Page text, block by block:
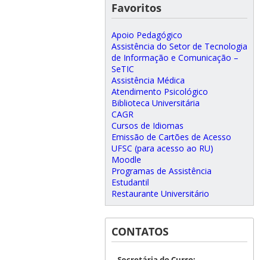
Favoritos
Apoio Pedagógico
Assistência do Setor de Tecnologia
de Informação e Comunicação –
SeTIC
Assistência Médica
Atendimento Psicológico
Biblioteca Universitária
CAGR
Cursos de Idiomas
Emissão de Cartões de Acesso
UFSC (para acesso ao RU)
Moodle
Programas de Assistência
Estudantil
Restaurante Universitário
CONTATOS